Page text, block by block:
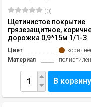
(0)
Щетинистое покрытие
грязезащитное,
дорожка 0,9*15м 1/1-З
Цвет
Материал
полиэтилен
В корзину